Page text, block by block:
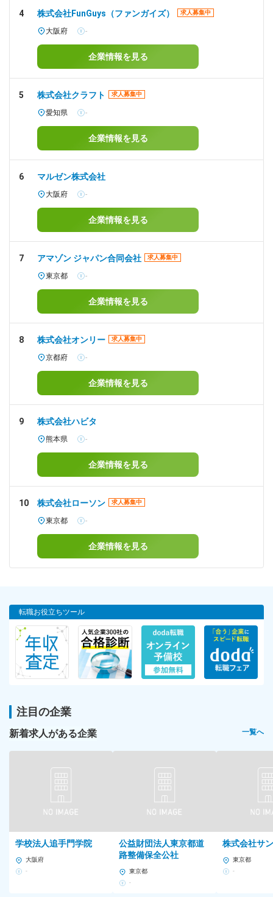
4 株式会社FunGuys（ファンガイズ） 求人募集中
大阪府 -
企業情報を見る
5 株式会社クラフト 求人募集中
愛知県 -
企業情報を見る
6 マルゼン株式会社
大阪府 -
企業情報を見る
7 アマゾン ジャパン合同会社 求人募集中
東京都 -
企業情報を見る
8 株式会社オンリー 求人募集中
京都府 -
企業情報を見る
9 株式会社ハビタ
熊本県 -
企業情報を見る
10 株式会社ローソン 求人募集中
東京都 -
企業情報を見る
転職お役立ちツール
注目の企業
新着求人がある企業 一覧へ
学校法人追手門学院
大阪府
-
公益財団法人東京都道
路整備保全公社
東京都
-
株式会社サ
東京都
-